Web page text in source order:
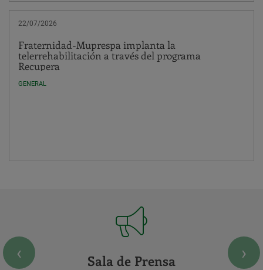
22/07/2026
Fraternidad-Muprespa implanta la
telerrehabilitación a través del programa
Recupera
GENERAL
ACCESOS
DESTACADOSSala de Prensa
‹ ›